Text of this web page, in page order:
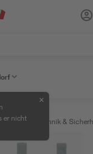
er nicht
✕
/ Haustechnik &